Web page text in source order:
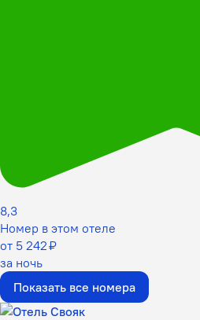
8,3
Номер в этом отеле
от 5 242 ₽
за ночь
Показать все номера